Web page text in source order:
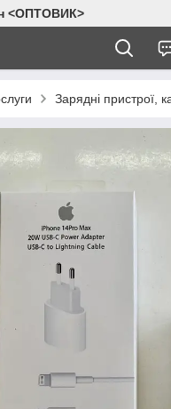
<ОПТОВИК>
Зарядні пристрої,